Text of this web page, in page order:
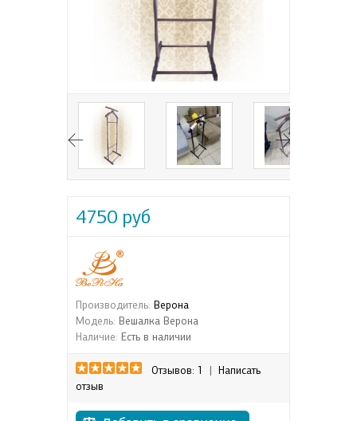
4750 руб
Производитель: Верона
Модель: Вешалка Верона
Наличие: Есть в наличии
Отзывов: 1
Написать
отзыв